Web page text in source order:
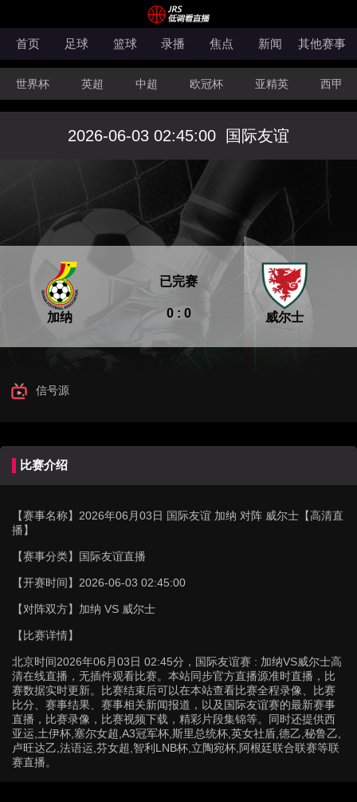
首页 足球 篮球 录播 焦点 新闻 其他赛事
世界杯 英超 中超 欧冠杯 亚精英 西甲
韩K联 法甲 科索沃超 意甲 世亚预 中甲
法罗超 日职联 NBA CBA
2026-06-03 02:45:00 国际友谊
加纳 0 : 0
已完赛
威尔士
信号源
比赛介绍
【赛事名称】 2026年06月03日 国际友谊 加纳 对阵 威尔士【高清直
播】
【赛事分类】 国际友谊直播
【开赛时间】 2026-06-03 02:45:00
【对阵双方】 加纳 VS 威尔士
【比赛详情】
北京时间2026年06月03日 02:45分，国际友谊赛 : 加纳VS威尔士高
清在线直播，无插件观看比赛。本站同步官方直播源准时直播，比
赛数据实时更新。比赛结束后可以在本站查看比赛全程录像、比赛
比分、赛事结果、赛事相关新闻报道，以及国际友谊赛的最新赛事
直播，比赛录像，比赛视频下载，精彩片段集锦等。同时还提供西
亚运,土伊杯,塞尔女超,A3冠军杯,斯里总统杯,英女社盾,德乙,秘鲁乙,
卢旺达乙,法语运,芬女超,智利LNB杯,立陶宛杯,阿根廷联合联赛等联
赛直播。